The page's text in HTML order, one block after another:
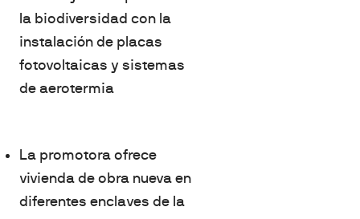
la biodiversidad con la
instalación de placas
fotovoltaicas y sistemas
de aerotermia
La promotora ofrece
vivienda de obra nueva en
diferentes enclaves de la